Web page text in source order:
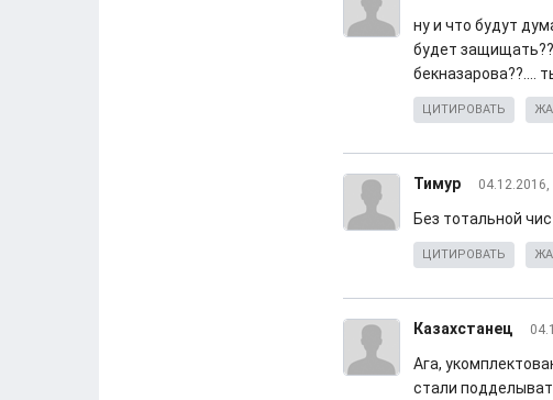
ну и что будут
будет
бекназарова??....
ЦИТИРОВАТЬ
Тимур 04.12.2016,
Без тотальной
ЦИТИРОВАТЬ
Казахстанец
Ага,
стали